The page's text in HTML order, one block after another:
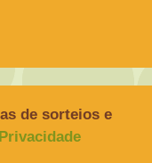
de sorteios e